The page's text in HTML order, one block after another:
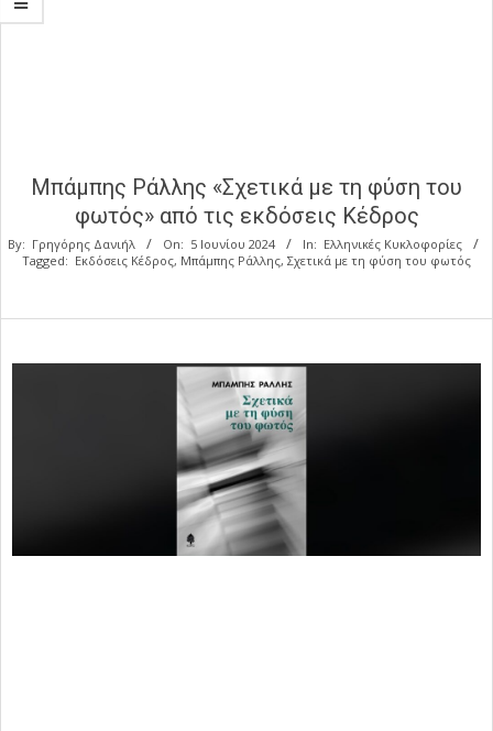
Μπάμπης Ράλλης «Σχετικά με τη φύση του
φωτός» από τις εκδόσεις Κέδρος
By: Γρηγόρης Δανιήλ On: 5 Ιουνίου 2024 In: Ελληνικές Κυκλοφορίες
Tagged: Εκδόσεις Κέδρος, Μπάμπης Ράλλης, Σχετικά με τη φύση του φωτός